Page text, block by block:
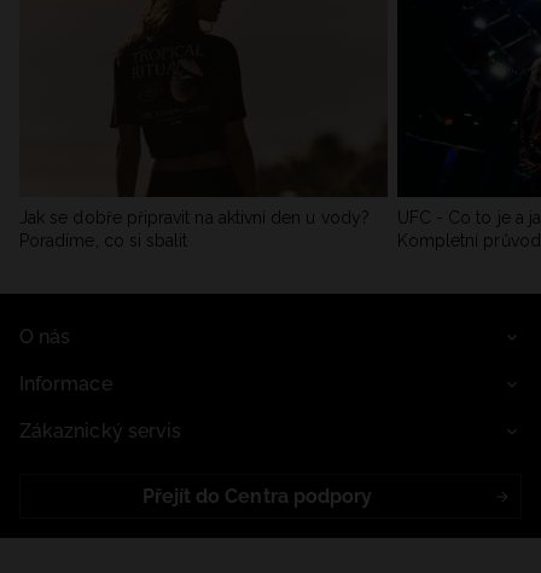
Jak se dobře připravit na aktivní den u vody?
Poradíme, co si sbalit
UFC - Co to je a
Kompletní
O nás
Informace
Zákaznický servis
Přejít do Centra podpory